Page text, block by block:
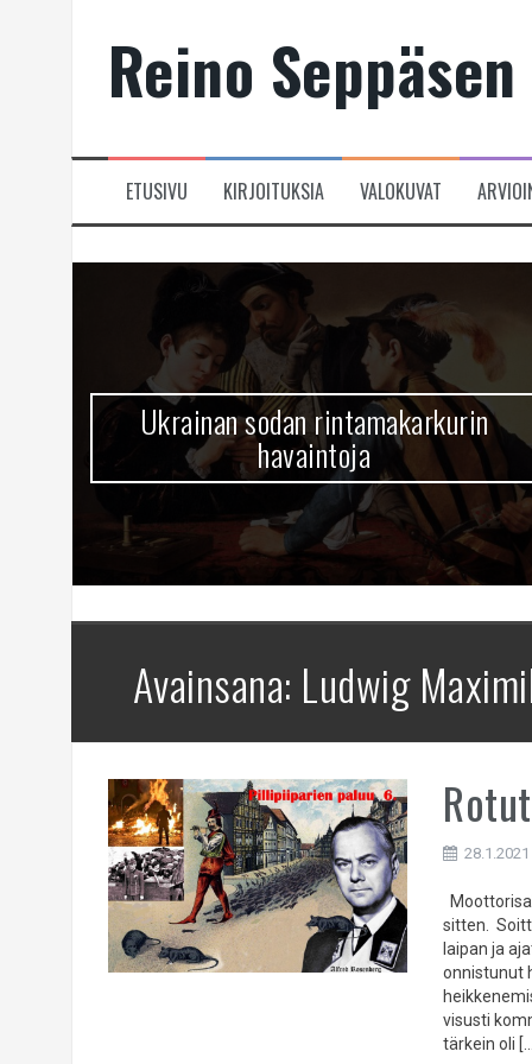
Reino
ETUSIVU KIRJOITUKSIA VALOKUVAT
Ukrainan sodan rintamakarkurin
havaintoja
Avainsana: Ludwig
28.1.2021
sitten.
laipan ja
onnistunut
visusti
tärkein oli […]